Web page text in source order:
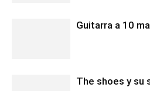
Guitarra a 10
The shoes y su